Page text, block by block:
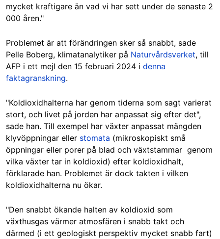
mycket kraftigare än vad vi har sett under de senaste 2
000 åren."
Problemet är att förändringen sker så snabbt, sade
Pelle Boberg, klimatanalytiker på Naturvårdsverket, till
AFP i ett mejl den 15 februari 2024 i denna
faktagranskning.
"Koldioxidhalterna har genom tiderna som sagt varierat
stort, och livet på jorden har anpassat sig efter det",
sade han. Till exempel har växter anpassat mängden
klyvöppningar eller stomata (mikroskopiskt små
öppningar eller porer på blad och växtstammar genom
vilka växter tar in koldioxid) efter koldioxidhalt,
förklarade han. Problemet är dock takten i vilken
koldioxidhalterna nu ökar.
"Den snabbt ökande halten av koldioxid som
växthusgas värmer atmosfären i snabb takt och
därmed (i ett geologiskt perspektiv mycket snabb fart)